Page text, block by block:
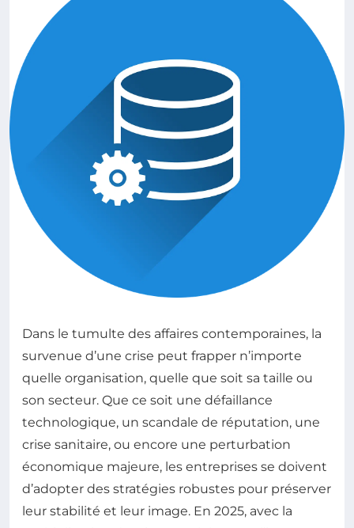
Dans le tumulte des affaires contemporaines, la
survenue d’une crise peut frapper n’importe
quelle organisation, quelle que soit sa taille ou
son secteur. Que ce soit une défaillance
technologique, un scandale de réputation, une
crise sanitaire, ou encore une perturbation
économique majeure, les entreprises se doivent
d’adopter des stratégies robustes pour préserver
leur stabilité et leur image. En 2025, avec la